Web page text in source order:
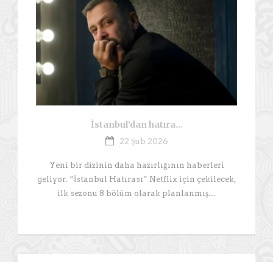
İstanbul’dan hatıra…
22 Şub 2026
Yeni bir dizinin daha hazırlığının haberleri
geliyor. “İstanbul Hatırası” Netflix için çekilecek,
ilk sezonu 8 bölüm olarak planlanmış....